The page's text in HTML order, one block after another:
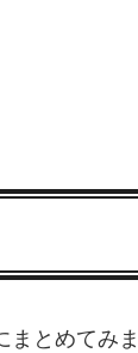
まとめてみま